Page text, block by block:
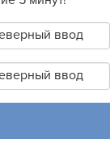
ввод
ввод